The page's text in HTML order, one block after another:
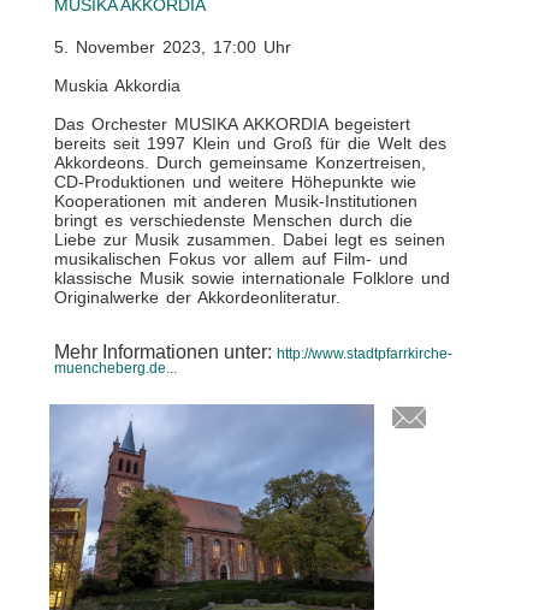
MUSIKA AKKORDIA
5. November 2023, 17:00 Uhr
Muskia Akkordia
Das Orchester MUSIKA AKKORDIA begeistert
bereits seit 1997 Klein und Groß für die Welt des
Akkordeons. Durch gemeinsame Konzertreisen,
CD-Produktionen und weitere Höhepunkte wie
Kooperationen mit anderen Musik-Institutionen
bringt es verschiedenste Menschen durch die
Liebe zur Musik zusammen. Dabei legt es seinen
musikalischen Fokus vor allem auf Film- und
klassische Musik sowie internationale Folklore und
Originalwerke der Akkordeonliteratur.
Mehr Informationen unter: http://www.stadtpfarrkirche-
muencheberg.de...